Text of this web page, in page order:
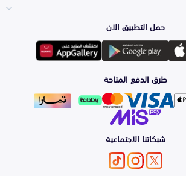
المكائن، القيرات
وملحقاتها
الشمعات
والاصطبات (الاضاءة)
الفرامل والأقمشة
لوازم الرحلات
اكسسوارات العناية
الزيوت و السوائل
الأكثر مبيعاً
التلميع والعناية
حماية مقدمة السيارة
تويوتا
هيونداي
كيا
حمل التطبيق الان
طرق الدفع المتاحة
شبكاتنا الاجتماعية